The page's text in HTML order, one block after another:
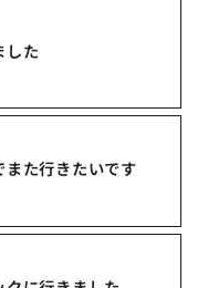
した
た行きたいです